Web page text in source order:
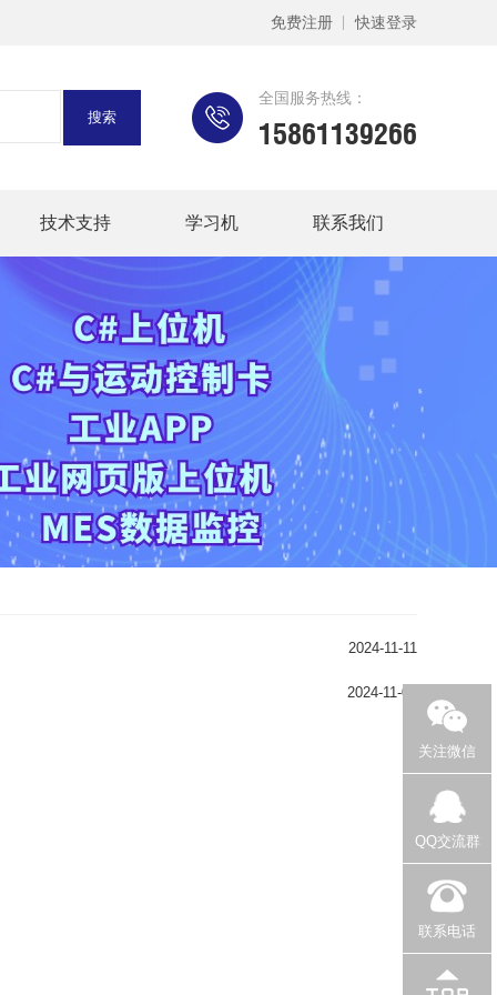
免费注册 快速登录
全国服务热线：
15861139266
技术支持 学习机 联系我们
2024-11-11
2024-11-07
关注微信
QQ交流群
联系电话